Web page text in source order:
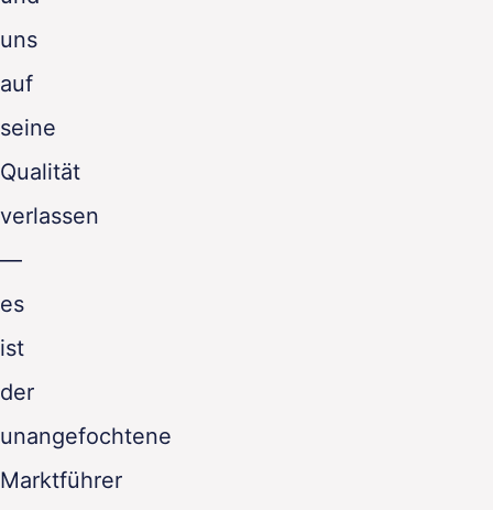
uns
auf
seine
Qualität
verlassen
—
es
ist
der
unangefochtene
Marktführer